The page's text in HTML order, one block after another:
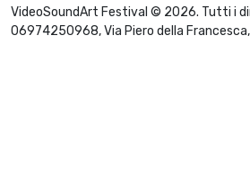
VideoSoundArt Festival © 2026. Tutti i
06974250968, Via Piero della